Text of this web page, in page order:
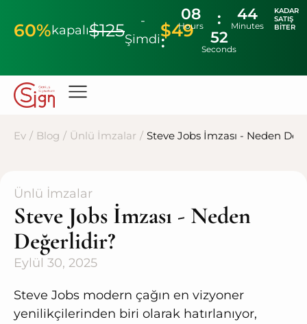
60%kapalı$125
-
Şimdi$49
08
Hours
44
Minutes
52
Seconds
KADAR
SATIŞ
BITER
Ev / Blog / Ünlü İmzalar / Steve Jobs İmzası - Neden
Ünlü İmzalar
Steve Jobs İmzası - Neden
Değerlidir?
Eylül 30, 2025
Steve Jobs modern çağın en vizyoner
yenilikçilerinden biri olarak hatırlanıyor,